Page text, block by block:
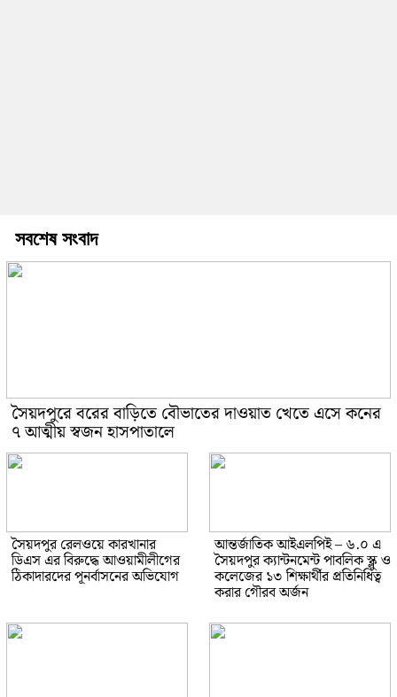
সবশেষ সংবাদ
সৈয়দপুরে বরের বাড়িতে বৌভাতের দাওয়াত খেতে এসে কনের
৭ আত্মীয় স্বজন হাসপাতালে
সৈয়দপুর রেলওয়ে কারখানার
ডিএস এর বিরুদ্ধে আওয়ামীলীগের
ঠিকাদারদের পূনর্বাসনের অভিযোগ
আন্তর্জাতিক আইএলপিই – ৬.০ এ
সৈয়দপুর ক্যান্টনমেন্ট পাবলিক স্ক্লু ও
কলেজের ১৩ শিক্ষার্থীর প্রতিনিধিত্ব
করার গৌরব অর্জন